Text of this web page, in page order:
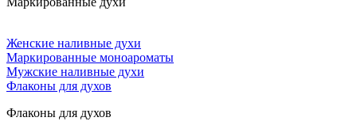
Женские наливные духи
Маркированные моноароматы
Мужские наливные духи
Флаконы для духов
Флаконы для духов